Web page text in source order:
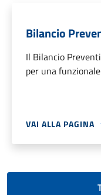
Bilancio
Il Bilancio
per una
VAI ALLA PAGINA